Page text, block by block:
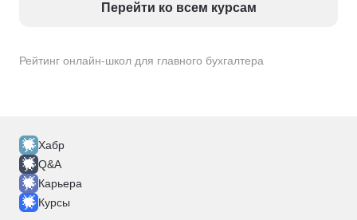
Рейтинг онлайн-школ для главного бухгалтера
Перейти ко всем курсам
Хабр
Q&A
Карьера
Курсы